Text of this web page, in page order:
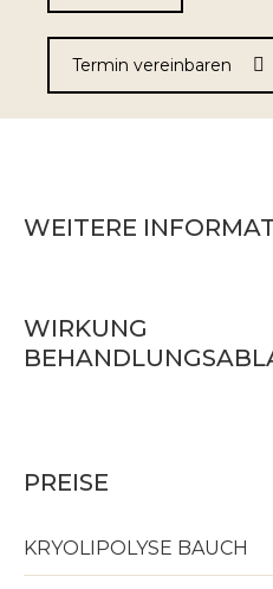
Termin vereinbaren
WEITERE
WIRKUNG
PREISE
KRYOLIPOLYSE BAUCH